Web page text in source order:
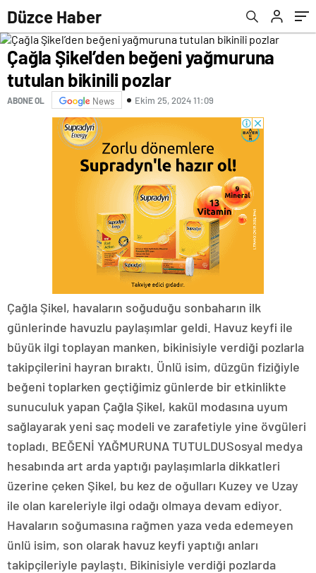
Düzce Haber
Çağla Şikel’den beğeni yağmuruna
tutulan bikinili pozlar
ABONE OL News Ekim 25, 2024 11:09
Çağla Şikel, havaların soğuduğu sonbaharın ilk
günlerinde havuzlu paylaşımlar geldi. Havuz keyfi ile
büyük ilgi toplayan manken, bikinisiyle verdiği pozlarla
takipçilerini hayran bıraktı. Ünlü isim, düzgün fiziğiyle
beğeni toplarken geçtiğimiz günlerde bir etkinlikte
sunuculuk yapan Çağla Şikel, kakül modasına uyum
sağlayarak yeni saç modeli ve zarafetiyle yine övgüleri
topladı. BEĞENİ YAĞMURUNA TUTULDUSosyal medya
hesabında art arda yaptığı paylaşımlarla dikkatleri
üzerine çeken Şikel, bu kez de oğulları Kuzey ve Uzay
ile olan kareleriyle ilgi odağı olmaya devam ediyor.
Havaların soğumasına rağmen yaza veda edemeyen
ünlü isim, son olarak havuz keyfi yaptığı anları
takipçileriyle paylaştı. Bikinisiyle verdiği pozlarda